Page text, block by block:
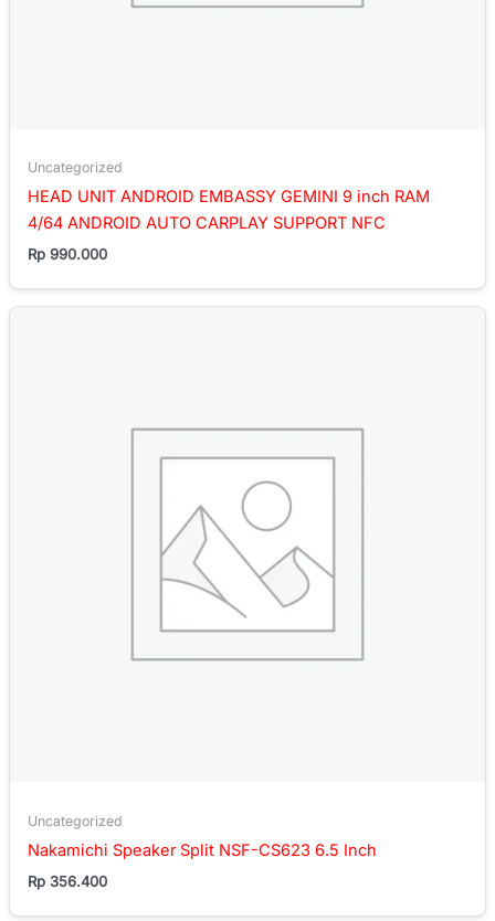
Uncategorized
HEAD UNIT ANDROID EMBASSY GEMINI 9 inch RAM
4/64 ANDROID AUTO CARPLAY SUPPORT NFC
Rp 990.000
Uncategorized
Nakamichi Speaker Split NSF-CS623 6.5 Inch
Rp 356.400